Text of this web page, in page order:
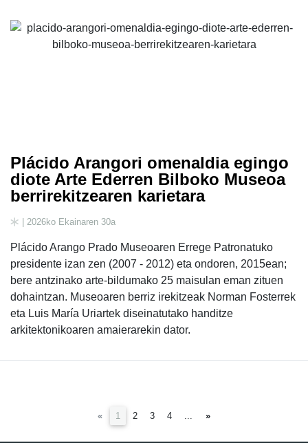
Plácido Arangori omenaldia egingo
diote Arte Ederren Bilboko Museoa
berrirekitzearen karietara
| 2026ko Ekainaren 30a
Plácido Arango Prado Museoaren Errege Patronatuko
presidente izan zen (2007 - 2012) eta ondoren, 2015ean;
bere antzinako arte-bildumako 25 maisulan eman zituen
dohaintzan. Museoaren berriz irekitzeak Norman Fosterrek
eta Luis María Uriartek diseinatutako handitze
arkitektonikoaren amaierarekin dator.
« 1 (current)
2 3 4 »